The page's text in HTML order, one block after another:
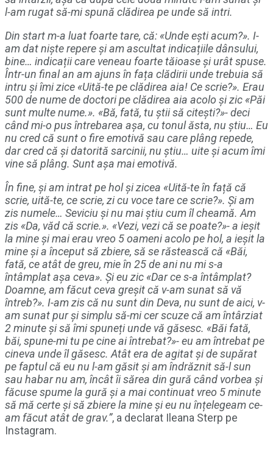
l-am rugat să-mi spună clădirea pe unde să intri.
Din start m-a luat foarte tare, că: «Unde ești acum?». I-
am dat niște repere și am ascultat indicațiile dânsului,
bine… indicații care veneau foarte tăioase și urât spuse.
Într-un final an am ajuns în fața clădirii unde trebuia să
intru și îmi zice «Uită-te pe clădirea aia! Ce scrie?». Erau
500 de nume de doctori pe clădirea aia acolo și zic «Păi
sunt multe nume.». «Bă, fată, tu știi să citești?»- deci
când mi-o pus întrebarea așa, cu tonul ăsta, nu știu… Eu
nu cred că sunt o fire emotivă sau care plâng repede,
dar cred că și datorită sarcinii, nu știu… uite și acum îmi
vine să plâng. Sunt așa mai emotivă.
În fine, și am intrat pe hol și zicea «Uită-te în față că
scrie, uită-te, ce scrie, zi cu voce tare ce scrie?». Și am
zis numele… Seviciu și nu mai știu cum îl cheamă. Am
zis «Da, văd că scrie.». «Vezi, vezi că se poate?»- a ieșit
la mine și mai erau vreo 5 oameni acolo pe hol, a ieșit la
mine și a început să zbiere, să se răstească că «Băi,
fată, ce atât de greu, mie în 25 de ani nu mi s-a
întâmplat așa ceva». Și eu zic «Dar ce s-a întâmplat?
Doamne, am făcut ceva greșit că v-am sunat să vă
întreb?». I-am zis că nu sunt din Deva, nu sunt de aici, v-
am sunat pur și simplu să-mi cer scuze că am întârziat
2 minute și să îmi spuneți unde vă găsesc. «Băi fată,
băi, spune-mi tu pe cine ai întrebat?»- eu am întrebat pe
cineva unde îl găsesc. Atât era de agitat și de supărat
pe faptul că eu nu l-am găsit și am îndrăznit să-l sun
sau habar nu am, încât îi sărea din gură când vorbea și
făcuse spume la gură și a mai continuat vreo 5 minute
să mă certe și să zbiere la mine și eu nu înțelegeam ce-
am făcut atât de grav.”, a declarat Ileana Sterp pe
Instagram.